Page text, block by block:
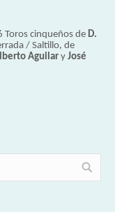
Toros cinqueños de D.
/ Saltillo, de
Aguilary José